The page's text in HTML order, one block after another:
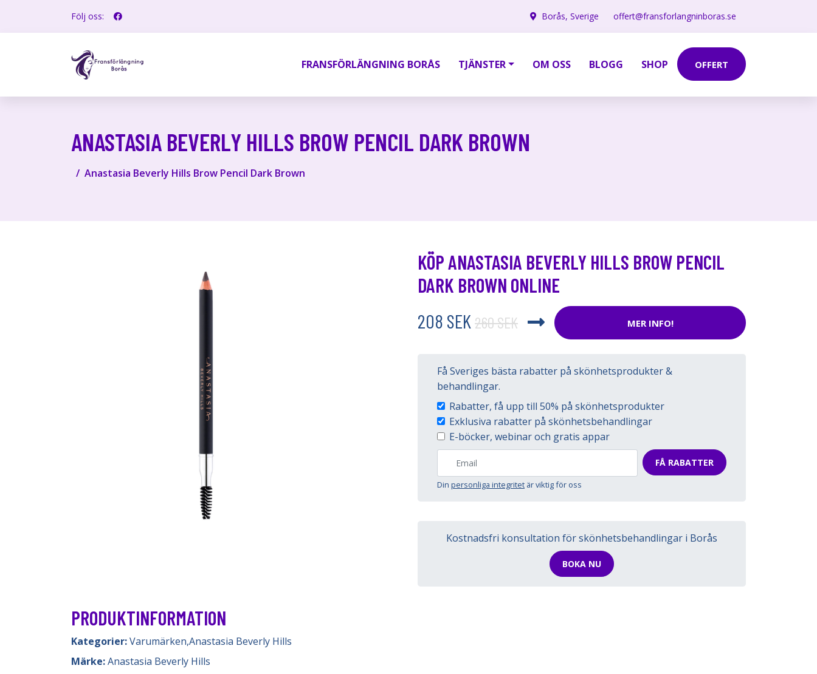
Följ oss: Borås, Sverige offert@fransforlangninboras.se
FRANSFÖRLÄNGNING BORÅS TJÄNSTER OM OSS BLOGG SHOP OFFERT
ANASTASIA BEVERLY HILLS BROW PENCIL DARK BROWN
Anastasia Beverly Hills Brow Pencil Dark Brown
KÖP ANASTASIA BEVERLY HILLS BROW PENCIL
DARK BROWN ONLINE
208 SEK 260 SEK MER INFO!
Få Sveriges bästa rabatter på skönhetsprodukter &
behandlingar.
Rabatter, få upp till 50% på skönhetsprodukter
Exklusiva rabatter på skönhetsbehandlingar
E-böcker, webinar och gratis appar
FÅ RABATTER
Din personliga integritet är viktig för oss
Kostnadsfri konsultation för skönhetsbehandlingar i Borås
BOKA NU
PRODUKTINFORMATION
Kategorier:Varumärken,Anastasia Beverly Hills
Märke:Anastasia Beverly Hills